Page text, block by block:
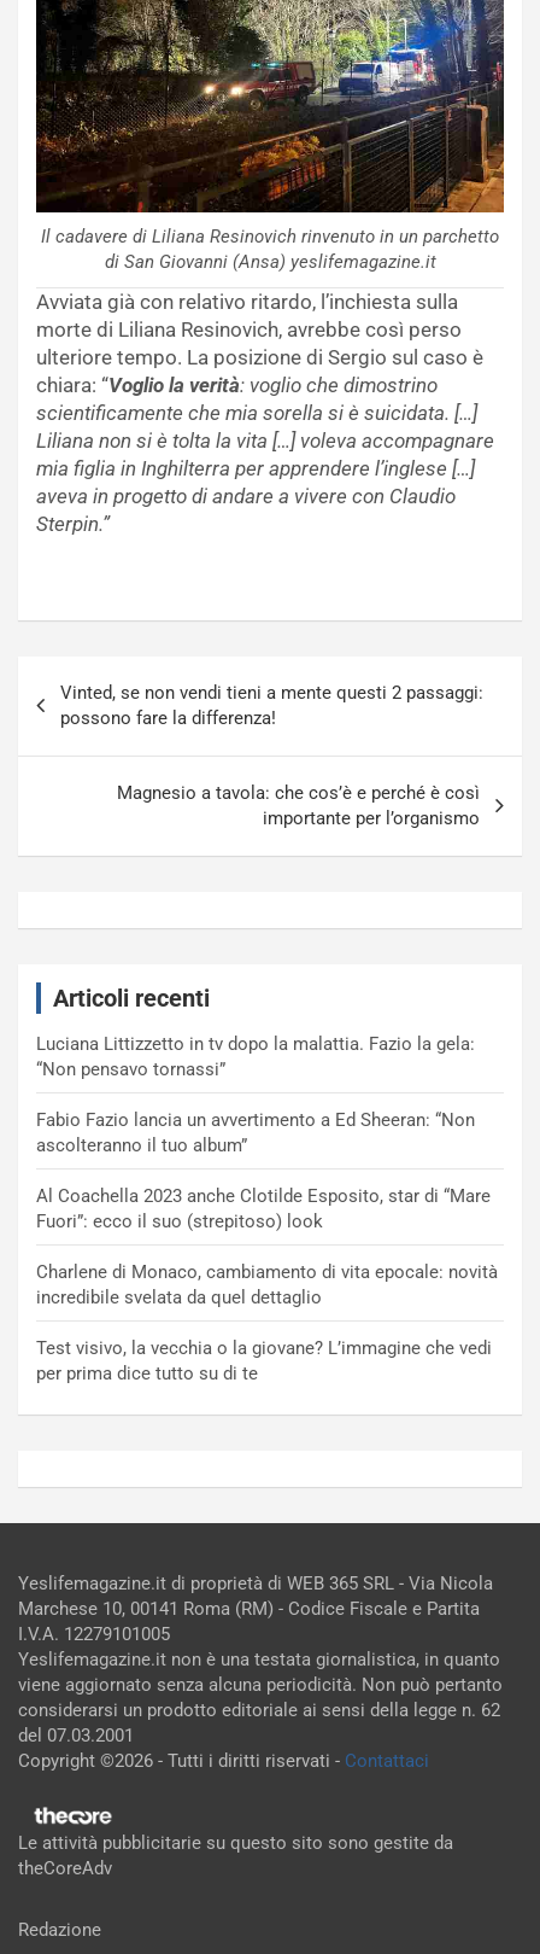
Il cadavere di Liliana Resinovich rinvenuto in un parchetto
di San Giovanni (Ansa) yeslifemagazine.it
Avviata già con relativo ritardo, l’inchiesta sulla
morte di Liliana Resinovich, avrebbe così perso
ulteriore tempo. La posizione di Sergio sul caso è
chiara: “Voglio la verità: voglio che dimostrino
scientificamente che mia sorella si è suicidata. […]
Liliana non si è tolta la vita […] voleva accompagnare
mia figlia in Inghilterra per apprendere l’inglese […]
aveva in progetto di andare a vivere con Claudio
Sterpin.”
articoli
Vinted, se non vendi tieni a mente questi 2 passaggi:
possono fare la differenza!
Magnesio a tavola: che cos’è e perché è così
importante per l’organismo
Articoli recenti
Luciana Littizzetto in tv dopo la malattia. Fazio la gela:
“Non pensavo tornassi”
Fabio Fazio lancia un avvertimento a Ed Sheeran: “Non
ascolteranno il tuo album”
Al Coachella 2023 anche Clotilde Esposito, star di “Mare
Fuori”: ecco il suo (strepitoso) look
Charlene di Monaco, cambiamento di vita epocale: novità
incredibile svelata da quel dettaglio
Test visivo, la vecchia o la giovane? L’immagine che vedi
per prima dice tutto su di te
Yeslifemagazine.it di proprietà di WEB 365 SRL - Via Nicola
Marchese 10, 00141 Roma (RM) - Codice Fiscale e Partita
I.V.A. 12279101005
Yeslifemagazine.it non è una testata giornalistica, in quanto
viene aggiornato senza alcuna periodicità. Non può pertanto
considerarsi un prodotto editoriale ai sensi della legge n. 62
del 07.03.2001
Copyright ©2026 - Tutti i diritti riservati - Contattaci
Le attività pubblicitarie su questo sito sono gestite da
theCoreAdv
Redazione